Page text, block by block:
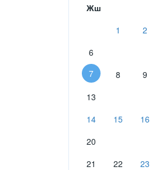
Жш
1
2
6
7
8 9
13
14
15 16
20
21
22 23